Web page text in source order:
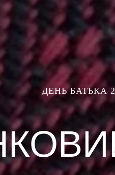
ДЕНЬ БАТЬКА